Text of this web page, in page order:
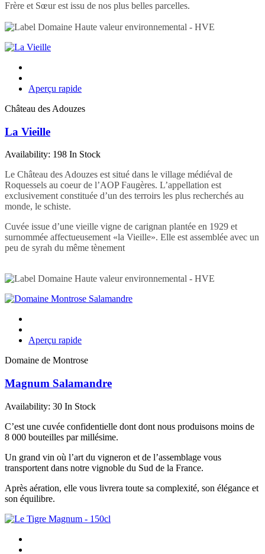
Frère et Sœur est issu de nos plus belles parcelles.
Aperçu rapide
Château des Adouzes
La Vieille
Availability: 198 In Stock
Le Château des Adouzes est situé dans le village médiéval de
Roquessels au coeur de l’AOP Faugères. L’appellation est
exclusivement constituée d’un des terroirs les plus recherchés au
monde, le schiste.
Cuvée issue d’une vieille vigne de carignan plantée en 1929 et
surnommée affectueusement «la Vieille». Elle est assemblée avec un
peu de syrah du même tènement
Aperçu rapide
Domaine de Montrose
Magnum Salamandre
Availability: 30 In Stock
C’est une cuvée confidentielle dont dont nous produisons moins de
8 000 bouteilles par millésime.
Un grand vin où l’art du vigneron et de l’assemblage vous
transportent dans notre vignoble du Sud de la France.
Après aération, elle vous livrera toute sa complexité, son élégance et
son équilibre.